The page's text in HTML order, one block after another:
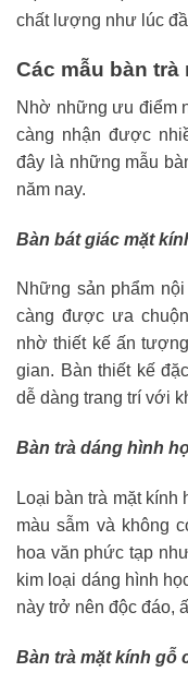
chất lượng như lúc
Các mẫu bàn
Nhờ những ưu điểm
càng nhận được
đây là những mẫu
năm nay.
Bàn bát giác mặt
Những sản phẩm
càng được ưa
nhờ thiết kế ấn
gian. Bàn thiết kế
dễ dàng trang trí với
Bàn trà dáng hình
Loại bàn trà mặt
màu sẫm và không
hoa văn phức tạp
kim loại dáng hình
này trở nên độc đáo,
Bàn trà mặt kính gỗ